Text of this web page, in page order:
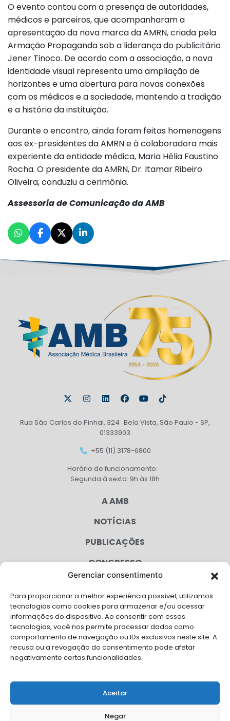
Gerenciar consentimento
Para proporcionar a melhor experiência possível, utilizamos
tecnologias como cookies para armazenar e/ou acessar
informações do dispositivo. Ao consentir com essas
tecnologias, você nos permite processar dados como
comportamento de navegação ou IDs exclusivos neste site. A
recusa ou a revogação do consentimento pode afetar
negativamente certas funcionalidades.
Aceitar
Negar
O evento contou com a presença de autoridades,
médicos e parceiros, que acompanharam a
apresentação da nova marca da AMRN, criada pela
Armação Propaganda sob a liderança do publicitário
Jener Tinoco. De acordo com a associação, a nova
identidade visual representa uma ampliação de
horizontes e uma abertura para novas conexões
com os médicos e a sociedade, mantendo a tradição
e a história da instituição.
Durante o encontro, ainda foram feitas homenagens
aos ex-presidentes da AMRN e à colaboradora mais
experiente da entidade médica, Maria Hélia Faustino
Rocha. O presidente da AMRN, Dr. Itamar Ribeiro
Oliveira, conduziu a cerimônia.
Assessoria de Comunicação da AMB
Rua São Carlos do Pinhal, 324 Bela Vista, São Paulo - SP,
01333903
+55 (11) 3178-6800
Horário de funcionamento:
Segunda à sexta: 9h às 18h
A AMB
NOTÍCIAS
PUBLICAÇÕES
CONGRESSO
CAMPANHAS
SERVIÇOS
FILIADAS
FALE CONOSCO
Solicite Apoio Institucional da AMB para o seu evento